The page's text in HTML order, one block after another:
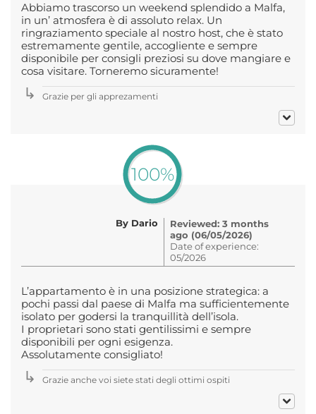
Abbiamo trascorso un weekend splendido a Malfa,
in un’ atmosfera è di assoluto relax. Un
ringraziamento speciale al nostro host, che è stato
estremamente gentile, accogliente e sempre
disponibile per consigli preziosi su dove mangiare e
cosa visitare. Torneremo sicuramente!
Grazie per gli apprezamenti
100%
By Dario
Reviewed: 3 months
ago (06/05/2026)
Date of experience:
05/2026
L’appartamento è in una posizione strategica: a
pochi passi dal paese di Malfa ma sufficientemente
isolato per godersi la tranquillità dell’isola.
I proprietari sono stati gentilissimi e sempre
disponibili per ogni esigenza.
Assolutamente consigliato!
Grazie anche voi siete stati degli ottimi ospiti